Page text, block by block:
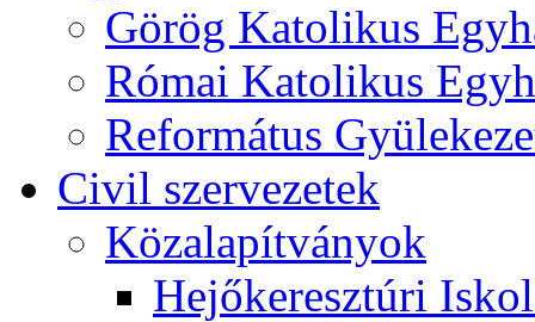
Görög Katolikus
Római Katolikus
Református
Civil szervezetek
Közalapítványok
Hejőkeresztúri